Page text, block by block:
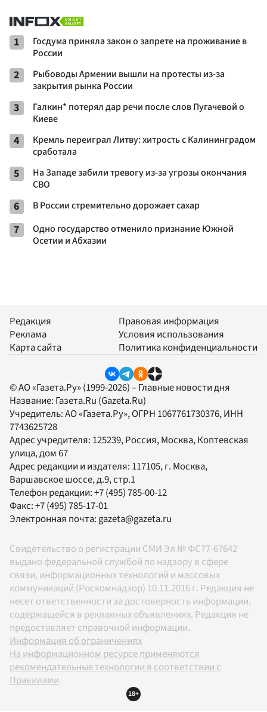
1
Госдума приняла закон о запрете на проживание в
России
2
Рыбоводы Армении вышли на протесты из-за
закрытия рынка России
3
Галкин* потерял дар речи после слов Пугачевой о
Киеве
4
Кремль переиграл Литву: хитрость с Калининградом
сработала
5
На Западе забили тревогу из-за угрозы окончания
СВО
6 В России стремительно дорожает сахар
7
Одно государство отменило признание Южной
Осетии и Абхазии
Редакция
Реклама
Карта сайта
Правовая информация
Условия использования
Политика конфиденциальности
© АО «Газета.Ру» (1999-2026) – Главные новости дня
Название: Газета.Ru (Gazeta.Ru)
Учредитель:АО «Газета.Ру», ОГРН 1067761730376, ИНН
7743625728
Адрес учредителя: 125239, Россия, Москва, Коптевская
улица, дом 67
Адрес редакции и издателя: 117105, г. Москва,
Варшавское шоссе, д.9, стр.1
Телефон редакции:+7 (495) 785-00-12
Факс:+7 (495) 785-17-01
Электронная почта: gazeta@gazeta.ru
Свидетельство о регистрации СМИ Эл № ФС77-67642
выдано федеральной службой по надзору в сфере
связи, информационных технологий и массовых
коммуникаций (Роскомнадзор) 10.11.2016 г. Редакция не
несет ответственности за достоверность информации,
содержащейся в рекламных объявлениях. Редакция не
предоставляет справочной информации.
Информация об ограничениях
На информационном ресурсе применяются
рекомендательные технологии в соответствии с
Правилами
18+